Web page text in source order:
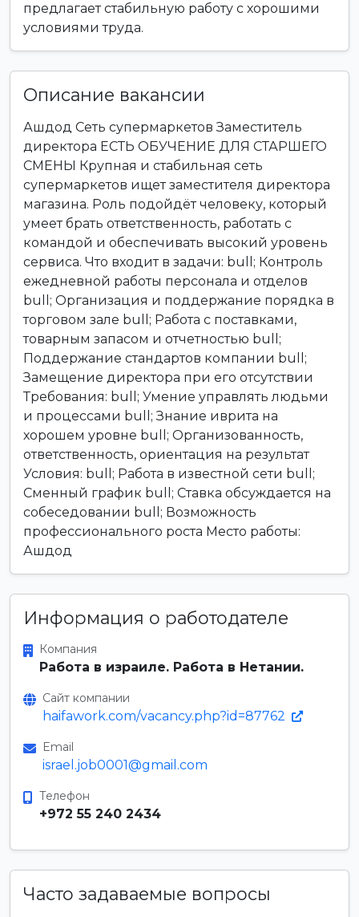
предлагает стабильную работу с хорошими
условиями труда.
Описание вакансии
Ашдод Сеть супермаркетов Заместитель
директора ЕСТЬ ОБУЧЕНИЕ ДЛЯ СТАРШЕГО
СМЕНЫ Крупная и стабильная сеть
супермаркетов ищет заместителя директора
магазина. Роль подойдёт человеку, который
умеет брать ответственность, работать с
командой и обеспечивать высокий уровень
сервиса. Что входит в задачи: bull; Контроль
ежедневной работы персонала и отделов
bull; Организация и поддержание порядка в
торговом зале bull; Работа с поставками,
товарным запасом и отчетностью bull;
Поддержание стандартов компании bull;
Замещение директора при его отсутствии
Требования: bull; Умение управлять людьми
и процессами bull; Знание иврита на
хорошем уровне bull; Организованность,
ответственность, ориентация на результат
Условия: bull; Работа в известной сети bull;
Сменный график bull; Ставка обсуждается на
собеседовании bull; Возможность
профессионального роста Место работы:
Ашдод
Информация о работодателе
Компания
Работа в израиле. Работа в Нетании.
Сайт компании
haifawork.com/vacancy.php?id=87762
Email
israel.job0001@gmail.com
Телефон
+972 55 240 2434
Часто задаваемые вопросы